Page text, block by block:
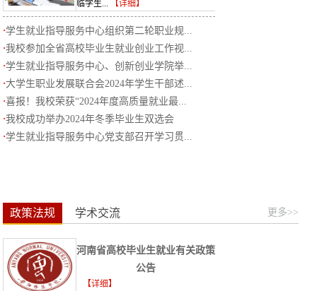
临学生...
【详细】
·学生就业指导服务中心组织第二轮职业规...
·我校参加全省高校毕业生就业创业工作视...
·学生就业指导服务中心、创新创业学院举...
·大学生职业发展联合会2024年学生干部述...
·喜报！我校荣获“2024年度高质量就业最...
·我校成功举办2024年冬季毕业生双选会
·学生就业指导服务中心党支部召开学习贯...
政策法规 学术交流 更多>>
河南省高校毕业生就业有关政策
公告
【详细】